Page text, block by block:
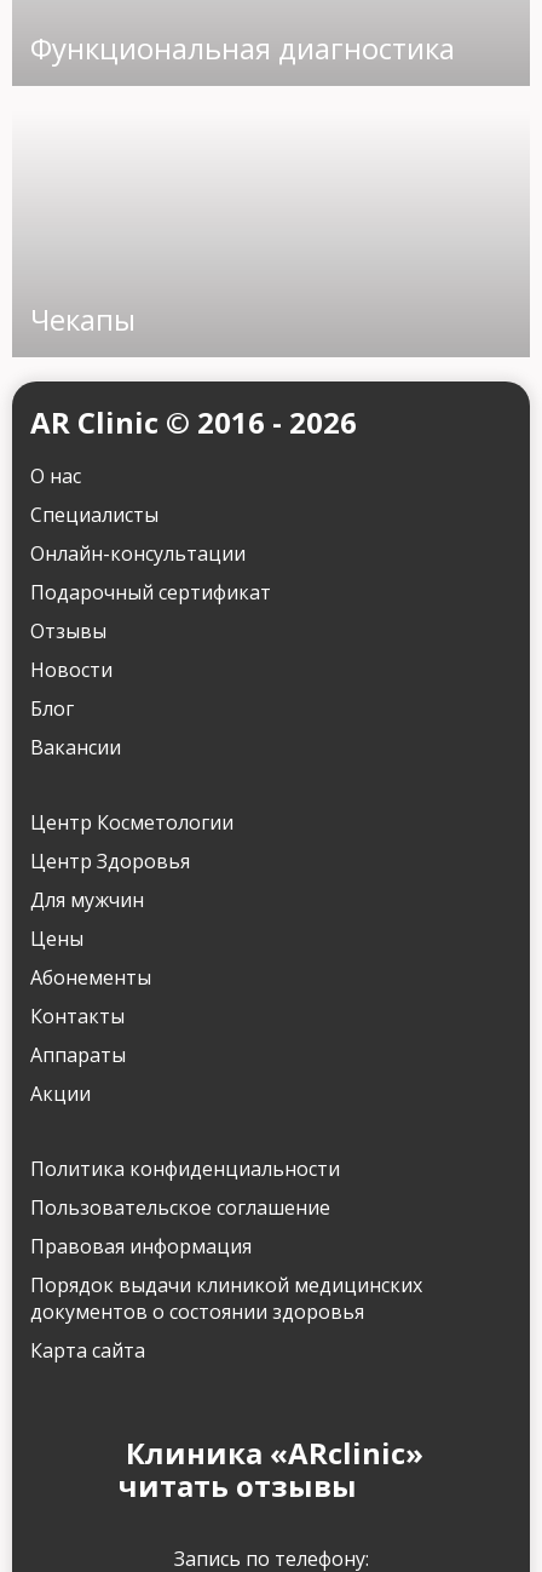
Функциональная диагностика
Чекапы
AR Clinic © 2016 - 2026
О нас
Специалисты
Онлайн-консультации
Подарочный сертификат
Отзывы
Новости
Блог
Вакансии
Центр Косметологии
Центр Здоровья
Для мужчин
Цены
Абонементы
Контакты
Аппараты
Акции
Политика конфиденциальности
Пользовательское соглашение
Правовая информация
Порядок выдачи клиникой медицинских
документов о состоянии здоровья
Карта сайта
Клиника «ARclinic»
читать отзывы
Запись по телефону:
info@arclinic.ru